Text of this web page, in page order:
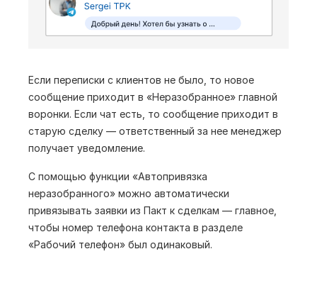
Автоматизация переписки
Инициация диалога со стороны
клиента
Автоматизация переписки
Поддерживается большой объём
сообщений
Если переписки с клиентов не было, то новое
сообщение приходит в «Неразобранное» главной
воронки. Если чат есть, то сообщение приходит в
старую сделку — ответственный за нее менеджер
получает уведомление.
С помощью функции «Автопривязка
неразобранного» можно автоматически
привязывать заявки из Пакт к сделкам — главное,
чтобы номер телефона контакта в разделе
«Рабочий телефон» был одинаковый.